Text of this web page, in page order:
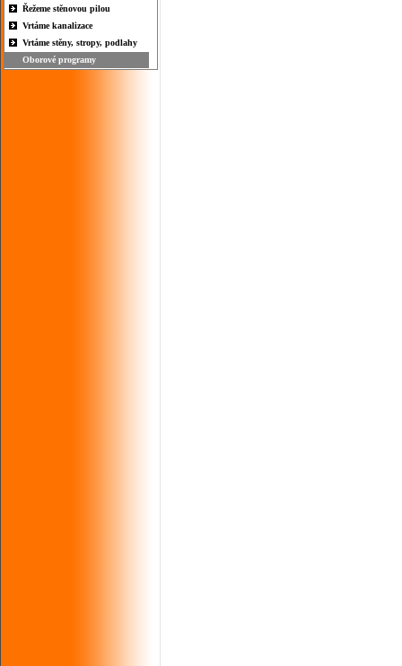
Řežeme stěnovou pilou
Vrtáme kanalizace
Vrtáme stěny, stropy, podlahy
Oborové programy